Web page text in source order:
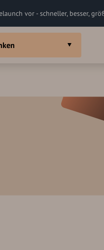
vor - schneller, besser,